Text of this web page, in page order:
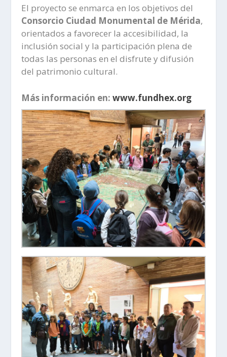
El proyecto se enmarca en los objetivos del
Consorcio Ciudad Monumental de Mérida,
orientados a favorecer la accesibilidad, la
inclusión social y la participación plena de
todas las personas en el disfrute y difusión
del patrimonio cultural.
Más información en:www.fundhex.org